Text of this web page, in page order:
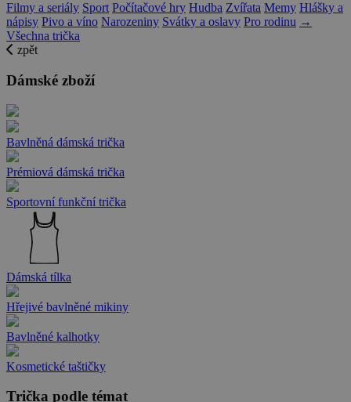
Filmy a seriály Sport Počítačové hry Hudba Zvířata Memy Hlášky a
nápisy Pivo a víno Narozeniny Svátky a oslavy Pro rodinu →
Všechna trička
zpět
Dámské zboží
Bavlněná dámská trička
Prémiová dámská trička
Sportovní funkční trička
Dámská tílka
Hřejivé bavlněné mikiny
Bavlněné kalhotky
Kosmetické taštičky
Trička podle témat